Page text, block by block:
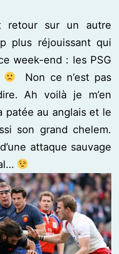
retour sur un autre
plus réjouissant qui
week-end : les PSG
Non ce n’est pas
Ah voilà je m’en
patée au anglais et le
son grand chelem.
attaque sauvage